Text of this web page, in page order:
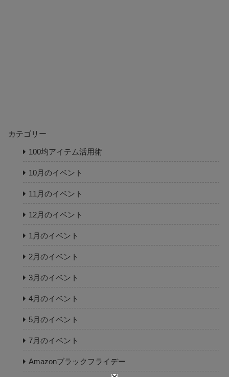
カテゴリー
100均アイテム活用術
10月のイベント
11月のイベント
12月のイベント
1月のイベント
2月のイベント
3月のイベント
4月のイベント
5月のイベント
7月のイベント
Amazonブラックフライデー